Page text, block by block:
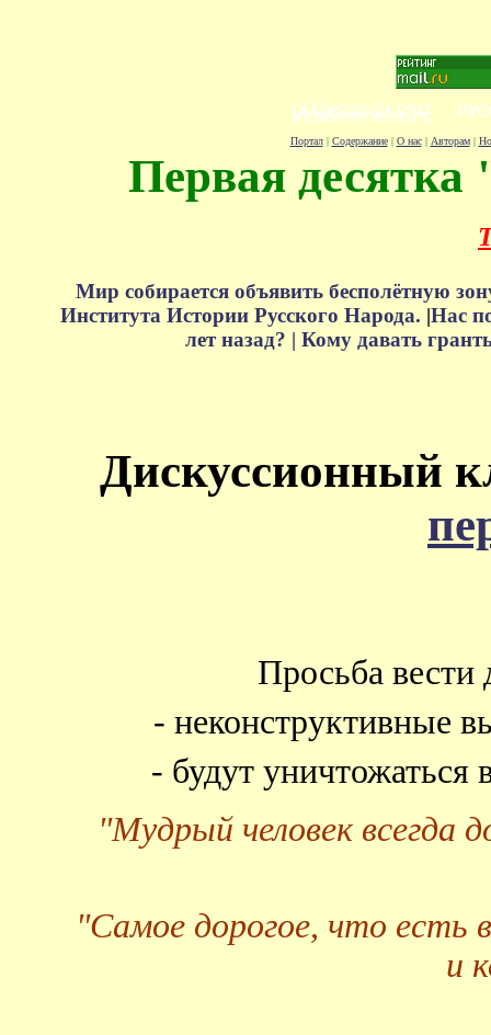
Портал| Содержание| О нас| Авторам|
Первая десятка
Мир собирается объявить бесполётную
Института Истории Русского Народа. |Нас
лет назад? | Кому давать
Дискуссионный
Просьба вести
- неконструктивные
- будут
"Мудрый человек всегда
"Самое дорогое, что есть
и